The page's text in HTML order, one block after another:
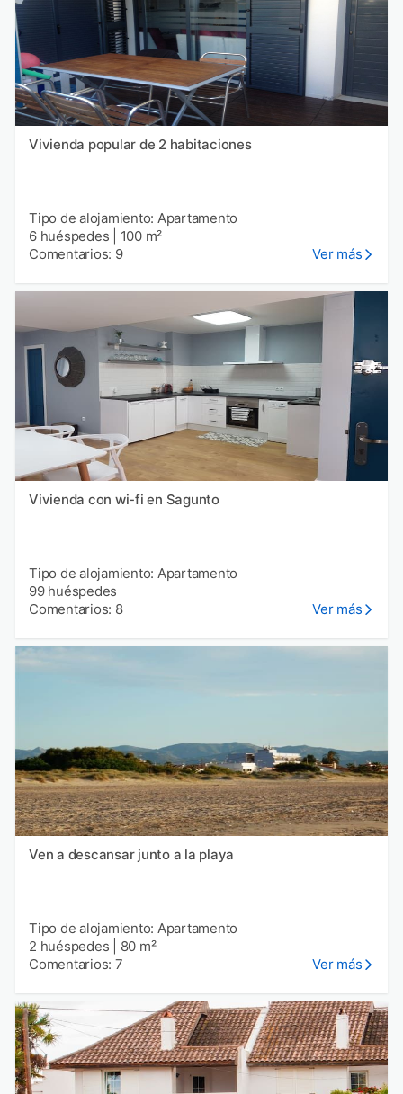
Vivienda popular de 2 habitaciones
Tipo de alojamiento: Apartamento
6 huéspedes
100 m²
Comentarios: 9
Ver más
Vivienda con wi-fi en Sagunto
Tipo de alojamiento: Apartamento
99 huéspedes
Comentarios: 8
Ver más
Ven a descansar junto a la playa
Tipo de alojamiento: Apartamento
2 huéspedes
80 m²
Comentarios: 7
Ver más